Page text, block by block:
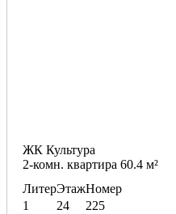
ЖК Культура
2-комн. квартира 60.4 м²
Литер
1
Этаж
24
Номер
225